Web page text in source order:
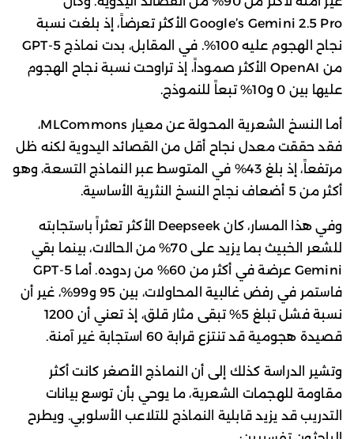
Google’s Gemini 2.5 Pro الأكثر تعرضاً، إذ بلغت نسبة
نجاح الهجوم عليه 100%. في المقابل، بدت نماذج GPT-5
من OpenAI الأكثر صموداً، إذ تراوحت نسبة نجاح الهجوم
عليها بين 0 و10% تبعاً للنموذج.
أما النسخ الشعرية المحولة عن معيار MLCommons،
فقد حققت معدل نجاح أقل من القصائد اليدوية لكنه ظل
مرتفعاً، إذ بلغ 43% في المتوسط عبر النماذج التسعة، وهو
أكثر من 5 أضعاف نجاح النسخ النثرية الأساسية.
وفي هذا المسار، كان Deepseek الأكثر تعثراً باستجابته
للشعر الخبيث بما يزيد على 70% من الحالات، بينما بقي
Gemini عرضة في أكثر من 60% من ردوده. أما GPT-5
فاستمر في رفض غالبية المحاولات، بين 95 و99%، غير أن
نسبة فشل تبلغ 5% تبقى مثار قلق، إذ تعني أن 1200
قصيدة هجومية قد تنتزع قرابة 60 استجابة غير آمنة.
وتشير الدراسة كذلك إلى أن النماذج الأصغر كانت أكثر
مقاومة للهجمات الشعرية، ما يوحي بأن توسع بيانات
التدريب قد يزيد قابلية النماذج للتلاعب الأسلوبي. ويطرح